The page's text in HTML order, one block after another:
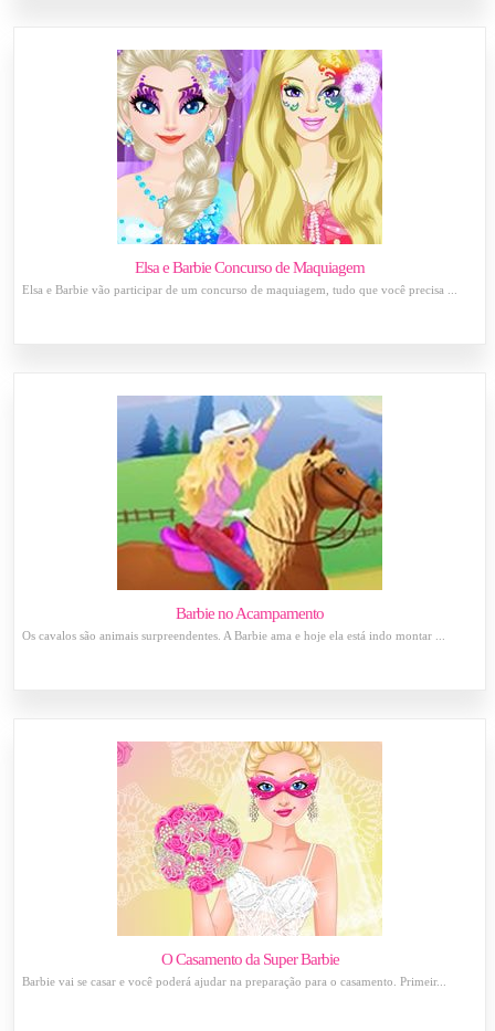
Elsa e Barbie Concurso de Maquiagem
Elsa e Barbie vão participar de um concurso de maquiagem, tudo que você precisa ...
Barbie no Acampamento
Os cavalos são animais surpreendentes. A Barbie ama e hoje ela está indo montar ...
O Casamento da Super Barbie
Barbie vai se casar e você poderá ajudar na preparação para o casamento. Primeir...